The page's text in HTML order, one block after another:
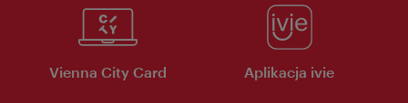
Vienna City Card Aplikacja ivie